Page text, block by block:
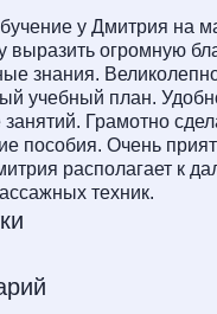
у Дмитрия на
выразить огромную
знания.
учебный план.
занятий. Грамотно
пособия. Очень
располагает к
техник.